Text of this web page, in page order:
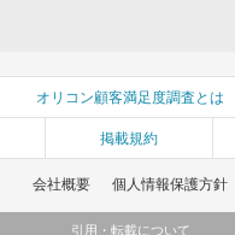
オリコン顧客満足度調査とは
掲載規約
会社概要 個人情報保護方針
引用・転載について